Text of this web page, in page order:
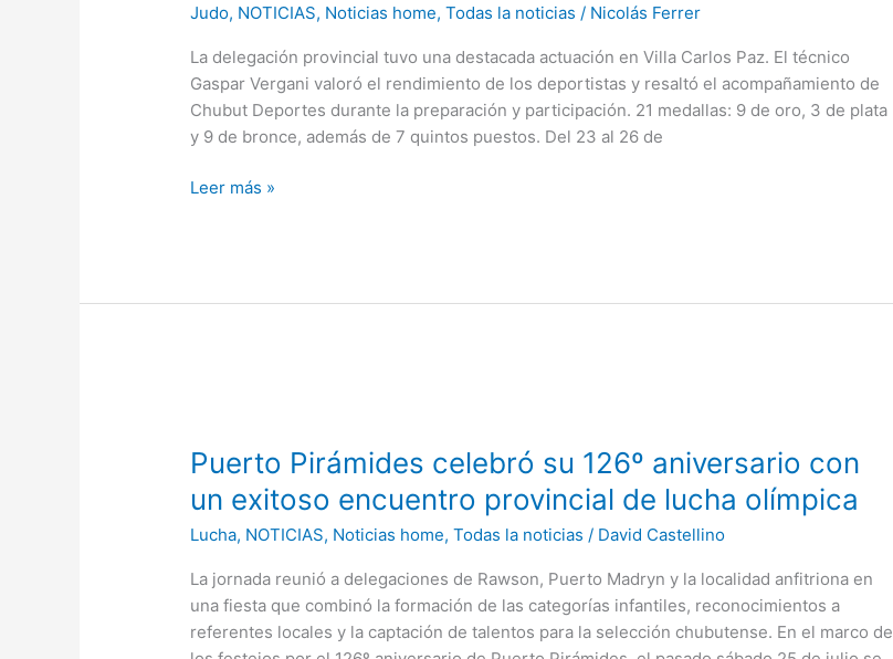
Judo, NOTICIAS, Noticias home,Todas la noticias / Nicolás Ferrer
La delegación provincial tuvo una destacada actuación en Villa Carlos Paz. El técnico
Gaspar Vergani valoró el rendimiento de los deportistas y resaltó el acompañamiento de
Chubut Deportes durante la preparación y participación. 21 medallas: 9 de oro, 3 de plata
y 9 de bronce, además de 7 quintos puestos. Del 23 al 26 de
Córdoba
21
medallas
Leer más »
Puerto Pirámides celebró su 126º aniversario con
un exitoso encuentro provincial de lucha olímpica
Lucha, NOTICIAS, Noticias home,Todas la noticias / David Castellino
La jornada reunió a delegaciones de Rawson, Puerto Madryn y la localidad anfitriona en
una fiesta que combinó la formación de las categorías infantiles, reconocimientos a
referentes locales y la captación de talentos para la selección chubutense. En el marco de
celebró
126º
aniversario
un
exitoso
encuentro